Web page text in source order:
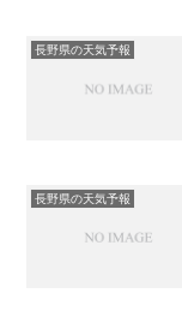
長野県の天気予報
長野県の天気予報